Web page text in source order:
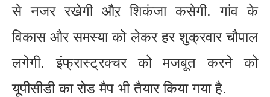
से नजर रखेगी औऱ शिकंजा कसेगी. गांव के
विकास और समस्या को लेकर हर शुक्रवार चौपाल
लगेगी. इंफ्रास्ट्रक्चर को मजबूत करने को
यूपीसीडी का रोड मैप भी तैयार किया गया है.